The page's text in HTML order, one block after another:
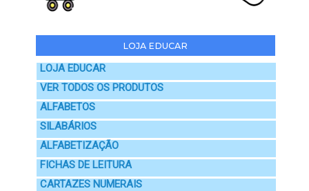
LOJA EDUCAR
LOJA EDUCAR
VER TODOS OS PRODUTOS
ALFABETOS
SILABÁRIOS
ALFABETIZAÇÃO
FICHAS DE LEITURA
CARTAZES NUMERAIS